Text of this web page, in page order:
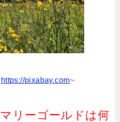
https://pixabay.com~
マリーゴールドは何